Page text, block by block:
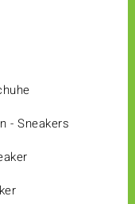
- Sneakers